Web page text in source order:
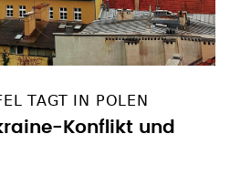
TAGT IN POLEN
Konflikt und